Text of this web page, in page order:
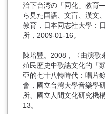
治下台湾の「同化」教育
ら見た国語、文盲、漢文
教育，日本同志社大學：
所，2009-01-16。
陳培豐。2008，〈由演歌
殖民歷史中歌謠文化的「
亞的七十八轉時代：唱片
會，國立台灣大學音樂學
所、國立人間文化研究機
13。